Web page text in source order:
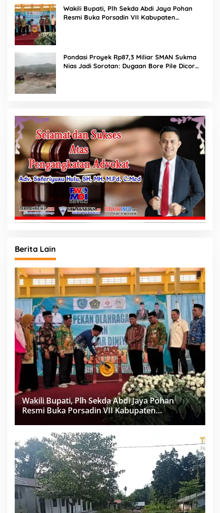
Wakili Bupati, Plh Sekda Abdi Jaya Pohan
Resmi Buka Porsadin VII Kabupaten
Pondasi Proyek Rp87,3 Miliar SMAN Sukma
Nias Jadi Sorotan: Dugaan Bore Pile Dicor
Berita Lain
Wakili Bupati, Plh Sekda Abdi Jaya Pohan
Resmi Buka Porsadin VII Kabupaten